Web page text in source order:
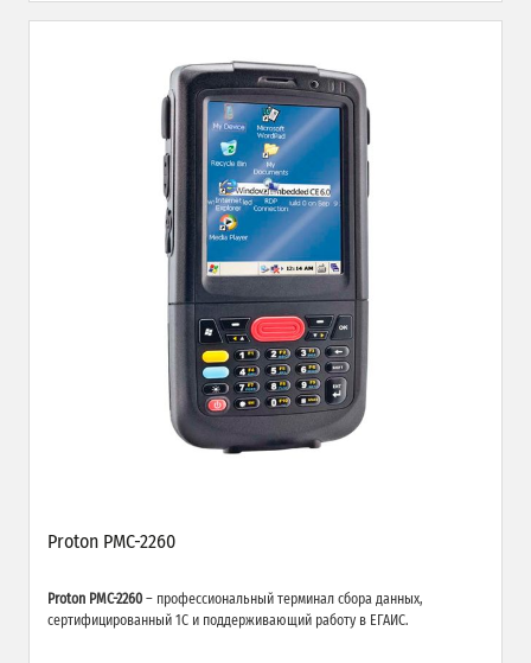
Proton PMC-2260
Proton PMC-2260 – профессиональный терминал сбора данных,
сертифицированный 1С и поддерживающий работу в ЕГАИС.